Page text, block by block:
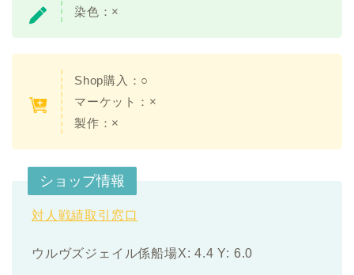
染色：×
Shop購入：○
マーケット：×
製作：×
ショップ情報
対人戦績取引窓口
ウルヴズジェイル係船場X: 4.4 Y: 6.0